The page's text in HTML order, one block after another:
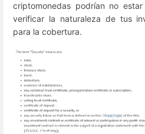
criptomonedas podrían no
verificar la naturaleza de tus
para la cobertura.